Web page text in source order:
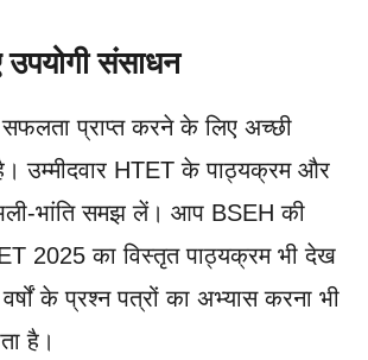
उपयोगी संसाधन
सफलता प्राप्त करने के लिए अच्छी
है। उम्मीदवार HTET के पाठ्यक्रम और
भली-भांति समझ लें। आप BSEH की
2025 का विस्तृत पाठ्यक्रम भी देख
के प्रश्न पत्रों का अभ्यास करना भी
है।